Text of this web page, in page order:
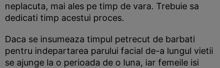
neplacuta, mai ales pe timp de vara. Trebuie sa
dedicati timp acestui proces.
Daca se insumeaza timpul petrecut de barbati
pentru indepartarea parului facial de-a lungul vietii
se ajunge la o perioada de o luna, iar femeile isi